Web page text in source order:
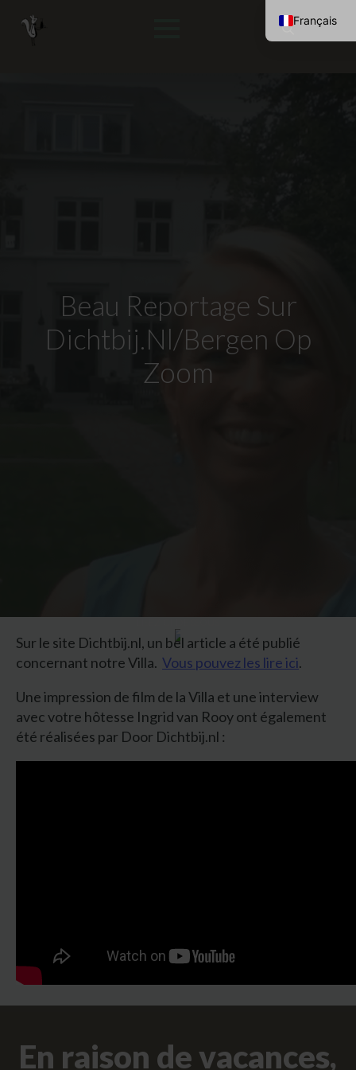
Beau Reportage Sur
Dichtbij.nl/Bergen Op
Zoom
Sur le site Dichtbij.nl, un bel article a été publié
concernant notre Villa. Vous pouvez les lire ici.
Une impression de film de la Villa et une interview
avec votre hôtesse Ingrid van Rooy ont également
été réalisées par Door Dichtbij.nl :
En raison de vacances,
Français
Nederlands